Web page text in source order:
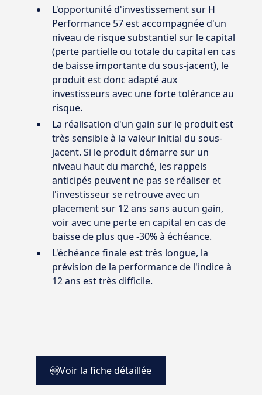
L'opportunité d'investissement sur H
Performance 57 est accompagnée d'un
niveau de risque substantiel sur le capital
(perte partielle ou totale du capital en cas
de baisse importante du sous-jacent), le
produit est donc adapté aux
investisseurs avec une forte tolérance au
risque.
La réalisation d'un gain sur le produit est
très sensible à la valeur initial du sous-
jacent. Si le produit démarre sur un
niveau haut du marché, les rappels
anticipés peuvent ne pas se réaliser et
l'investisseur se retrouve avec un
placement sur 12 ans sans aucun gain,
voir avec une perte en capital en cas de
baisse de plus que -30% à échéance.
L'échéance finale est très longue, la
prévision de la performance de l'indice à
12 ans est très difficile.
Voir la fiche détaillée